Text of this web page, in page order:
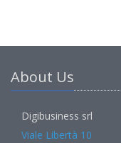
About Us
Digibusiness srl
Viale Libertà 10